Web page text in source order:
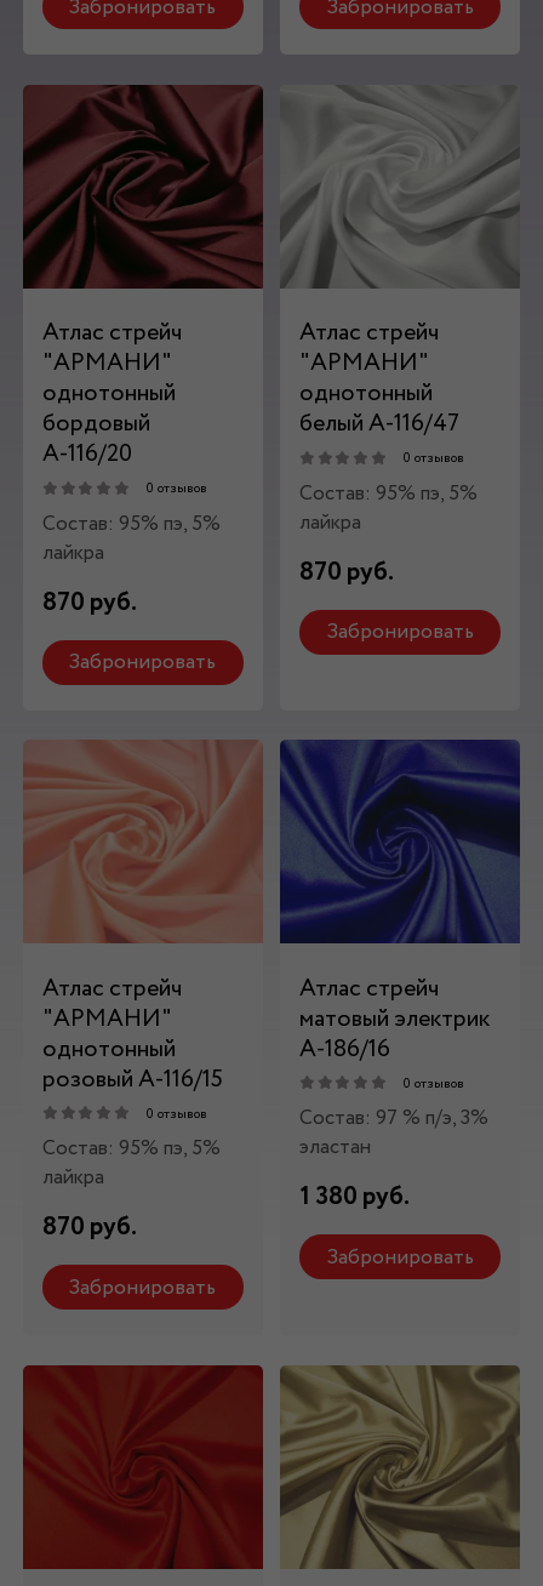
Забронировать Забронировать
Атлас стрейч
"APMAНИ"
однотонный
бордовый
А-116/20
0 отзывов
Состав: 95% пэ, 5%
лайкра
870 руб.
Забронировать
Атлас стрейч
"APMAНИ"
однотонный
белый А-116/47
0 отзывов
Состав: 95% пэ, 5%
лайкра
870 руб.
Забронировать
Атлас стрейч
"APMAНИ"
однотонный
розовый А-116/15
0 отзывов
Состав: 95% пэ, 5%
лайкра
870 руб.
Забронировать
Атлас стрейч
матовый электрик
А-186/16
0 отзывов
Состав: 97 % п/э, 3%
эластан
1 380 руб.
Забронировать